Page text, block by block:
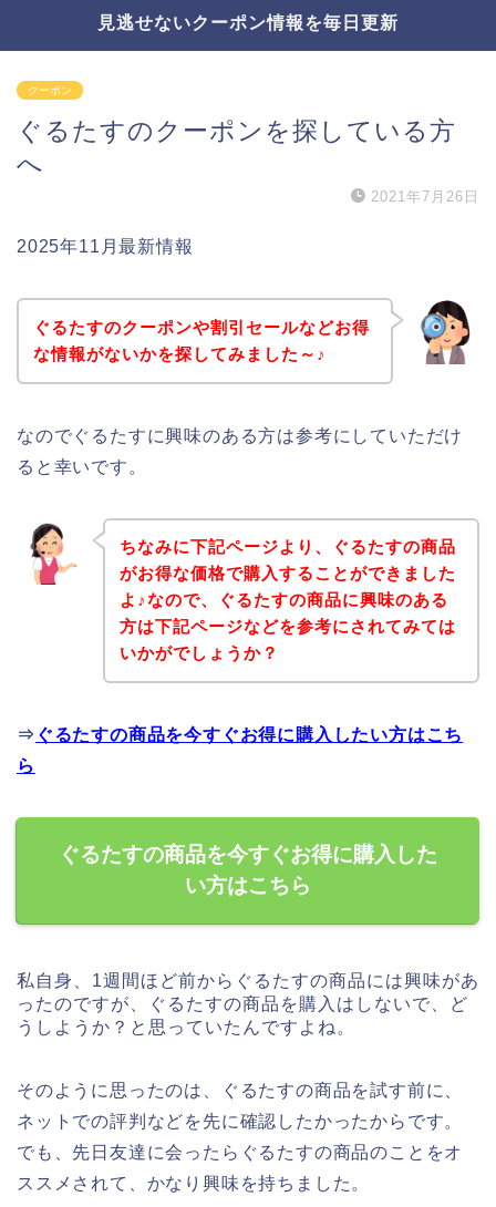
見逃せないクーポン情報を毎日更新
クーポン
ぐるたすのクーポンを探している方
へ
2021年7月26日
2025年11月最新情報
ぐるたすのクーポンや割引セールなどお得
な情報がないかを探してみました～♪
なのでぐるたすに興味のある方は参考にしていただけ
ると幸いです。
ちなみに下記ページより、ぐるたすの商品
がお得な価格で購入することができました
よ♪なので、ぐるたすの商品に興味のある
方は下記ページなどを参考にされてみては
いかがでしょうか？
⇒ ぐるたすの商品を今すぐお得に購入したい方はこち
ら
ぐるたすの商品を今すぐお得に購入した
い方はこちら
私自身、1週間ほど前からぐるたすの商品には興味があ
ったのですが、ぐるたすの商品を購入はしないで、ど
うしようか？と思っていたんですよね。
そのように思ったのは、ぐるたすの商品を試す前に、
ネットでの評判などを先に確認したかったからです。
でも、先日友達に会ったらぐるたすの商品のことをオ
ススメされて、かなり興味を持ちました。